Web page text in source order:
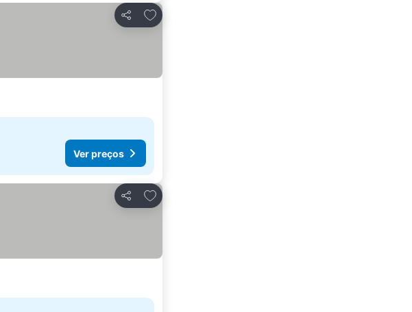
Partilhar
Adicionar aos favoritos
Ver preços
Partilhar
Adicionar aos favoritos